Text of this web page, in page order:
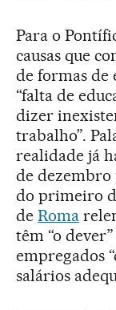
Para o
causas que
de formas de
“falta de
dizer
trabalho”.
realidade já
de dezembro
do primeiro
de Roma
têm “o
empregados
salários